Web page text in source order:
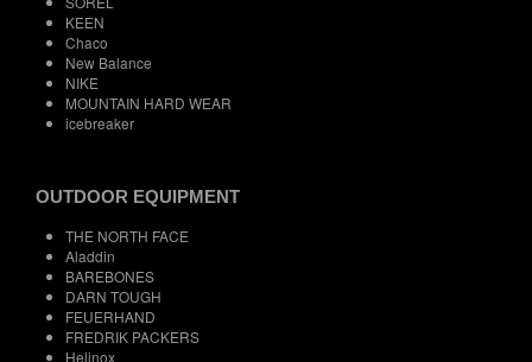
KEEN
Chaco
New Balance
NIKE
MOUNTAIN HARD WEAR
icebreaker
OUTDOOR EQUIPMENT
THE NORTH FACE
Aladdin
BAREBONES
DARN TOUGH
FEUERHAND
FREDRIK PACKERS
Helinox